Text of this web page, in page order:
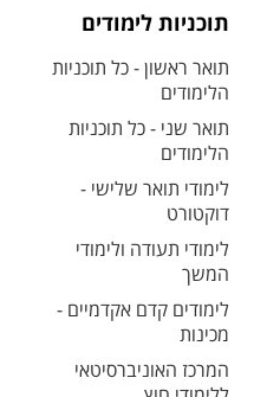
תוכניות לימודים
תואר ראשון - כל תוכניות
הלימודים
תואר שני - כל תוכניות
הלימודים
לימודי תואר שלישי -
דוקטורט
לימודי תעודה ולימודי
המשך
לימודים קדם אקדמיים -
מכינות
המרכז האוניברסיטאי